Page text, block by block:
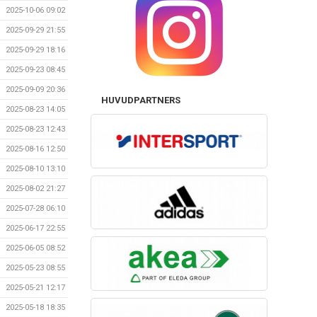
2025-10-06 09:02
2025-09-29 21:55
2025-09-29 18:16
2025-09-23 08:45
2025-09-09 20:36
2025-08-23 14:05
2025-08-23 12:43
2025-08-16 12:50
2025-08-10 13:10
2025-08-02 21:27
2025-07-28 06:10
2025-06-17 22:55
2025-06-05 08:52
2025-05-23 08:55
2025-05-21 12:17
2025-05-18 18:35
HUVUDPARTNERS